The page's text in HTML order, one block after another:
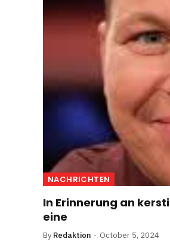
NACHRICHTEN
In Erinnerung an
eine
By Redaktion October 5, 2024